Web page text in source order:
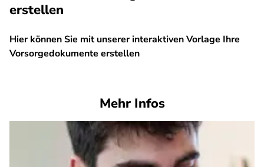
erstellen
Hier können Sie mit unserer interaktiven Vorlage Ihre
Vorsorgedokumente erstellen
Mehr Infos